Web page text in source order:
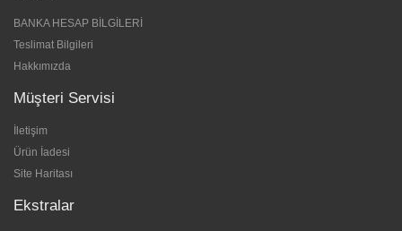
BANKA HESAP BİLGİLERİ
Teslimat Bilgileri
Hakkımızda
Müşteri Servisi
İletişim
Ürün İadesi
Site Haritası
Ekstralar